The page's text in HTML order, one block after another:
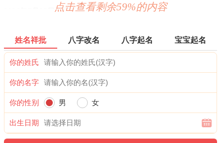
2026年7月25日时辰吉凶
宜：见贵 求财 嫁娶 进人口 安葬 求嗣 订婚
忌：赴任 修造 移徙 出行 词讼 祭祀 祈福 斋醮 开光
1时-3时 丁丑时： 沖羊 煞东 时沖丁未 日刑 路空 贵人 国印
宜：酬神 求财 见贵 订婚 嫁娶 修造 安葬 青龙
忌：赴任 出行 祭祀 祈福 斋醮 开光
3时-5时 戊寅时： 沖猴 煞北 时沖戊申 不遇 三合 长生 金星
点击查看剩余59%的内容
姓名祥批 八字改名 八字起名 宝宝起名
你的姓氏
你的名字
你的性别 男 女
出生日期